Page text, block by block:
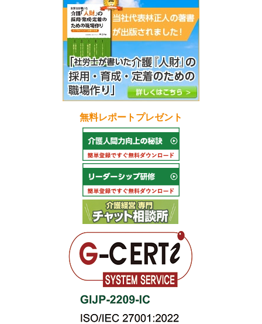
無料レポートプレゼント